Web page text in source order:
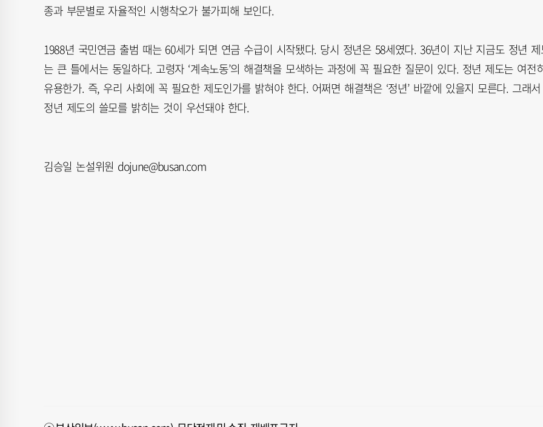
종과 부문별로 자율적인 시행착오가 불가피해 보인다.
1988년 국민연금 출범 때는 60세가 되면 연금 수급이 시작됐다. 당시 정년은 58세였다. 36년이 지난 지금도 정년
는 큰 틀에서는 동일하다. 고령자 ‘계속노동’의 해결책을 모색하는 과정에 꼭 필요한 질문이 있다. 정년 제도는 여전
유용한가. 즉, 우리 사회에 꼭 필요한 제도인가를 밝혀야 한다. 어쩌면 해결책은 ‘정년’ 바깥에 있을지 모른다. 그래서
정년 제도의 쓸모를 밝히는 것이 우선돼야 한다.
김승일 논설위원 dojune@busan.com